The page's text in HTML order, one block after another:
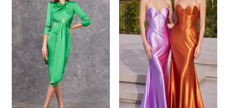
MÚLTIPLES
VARIANTES.
OPCIONES
SE
PUEDEN
ELEGIR
EN
MÚLTIPLES
VARIANTES.
LAS
OPCIONES
SE
PUEDEN
ELEGIR
EN